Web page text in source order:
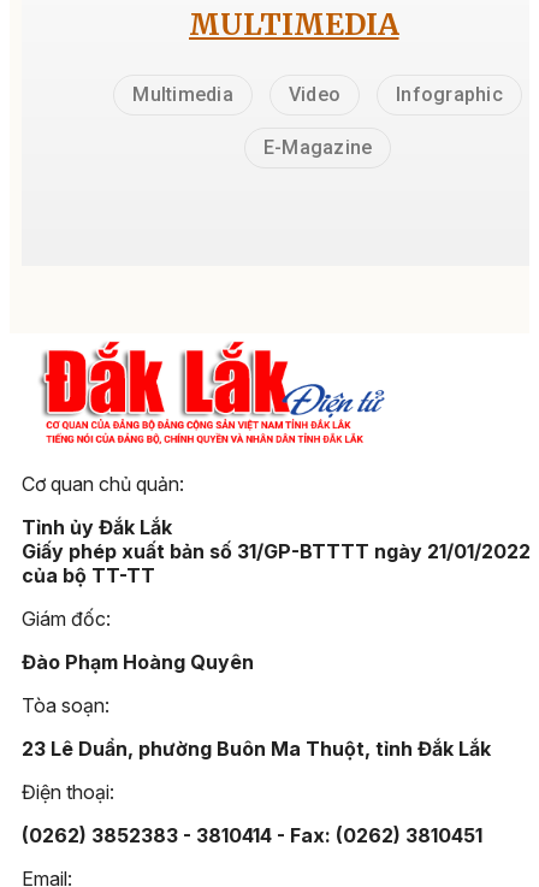
MULTIMEDIA
Multimedia Video Infographic
E-Magazine
Cơ quan chủ quản:
Tỉnh ủy Đắk Lắk
Giấy phép xuất bản số 31/GP-BTTTT ngày 21/01/2022
của bộ TT-TT
Giám đốc:
Đào Phạm Hoàng Quyên
Tòa soạn:
23 Lê Duẩn, phường Buôn Ma Thuột, tỉnh Đắk Lắk
Điện thoại:
(0262) 3852383 - 3810414 - Fax: (0262) 3810451
Email: